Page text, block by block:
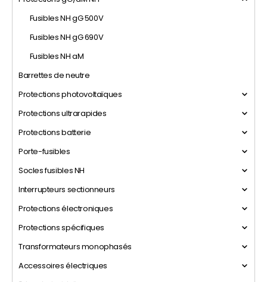
Fusibles NH gG 500V
Fusibles NH gG 690V
Fusibles NH aM
Barrettes de neutre
Protections photovoltaïques
Protections ultrarapides
Protections batterie
Porte-fusibles
Socles fusibles NH
Interrupteurs sectionneurs
Protections électroniques
Protections spécifiques
Transformateurs monophasés
Accessoires électriques